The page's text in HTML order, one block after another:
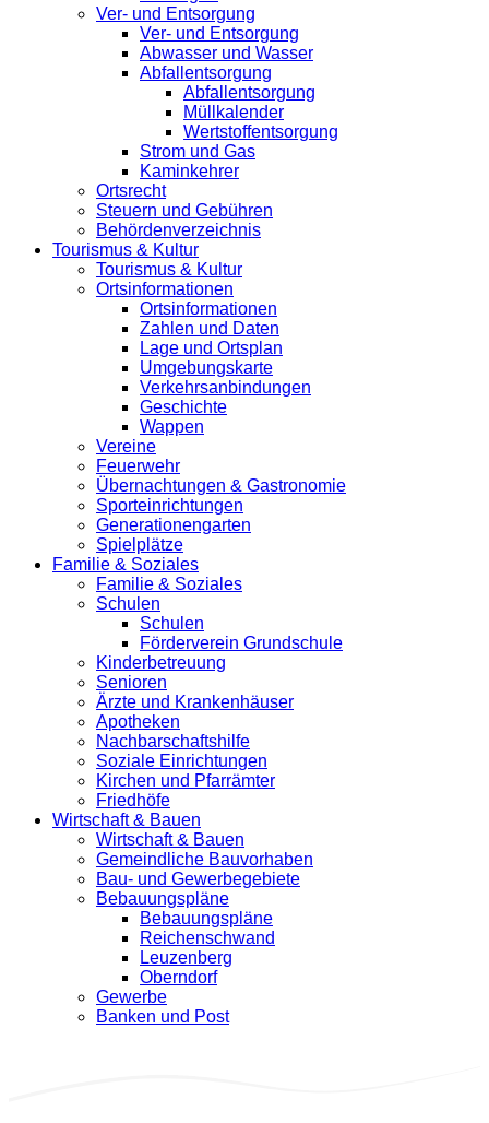
Ver- und Entsorgung
Ver- und Entsorgung
Abwasser und Wasser
Abfallentsorgung
Abfallentsorgung
Müllkalender
Wertstoffentsorgung
Strom und Gas
Kaminkehrer
Ortsrecht
Steuern und Gebühren
Behördenverzeichnis
Tourismus & Kultur
Tourismus & Kultur
Ortsinformationen
Ortsinformationen
Zahlen und Daten
Lage und Ortsplan
Umgebungskarte
Verkehrsanbindungen
Geschichte
Wappen
Vereine
Feuerwehr
Übernachtungen & Gastronomie
Sporteinrichtungen
Generationengarten
Spielplätze
Familie & Soziales
Familie & Soziales
Schulen
Schulen
Förderverein Grundschule
Kinderbetreuung
Senioren
Ärzte und Krankenhäuser
Apotheken
Nachbarschaftshilfe
Soziale Einrichtungen
Kirchen und Pfarrämter
Friedhöfe
Wirtschaft & Bauen
Wirtschaft & Bauen
Gemeindliche Bauvorhaben
Bau- und Gewerbegebiete
Bebauungspläne
Bebauungspläne
Reichenschwand
Leuzenberg
Oberndorf
Gewerbe
Banken und Post